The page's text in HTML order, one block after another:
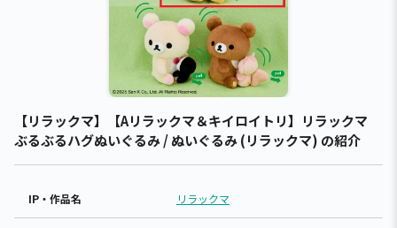
【リラックマ】【Aリラックマ＆キイロイトリ】リラックマ
ぶるぶるハグぬいぐるみ / ぬいぐるみ (リラックマ) の紹介
IP・作品名 リラックマ